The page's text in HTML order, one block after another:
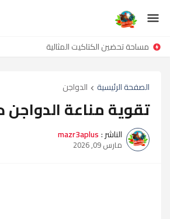
مساحة تحضين الكتاكيت المثالية
الصفحة الرئيسية الدواجن
تقوية مناعة الدواجن
الناشر :mazr3aplus
مارس 09, 2026